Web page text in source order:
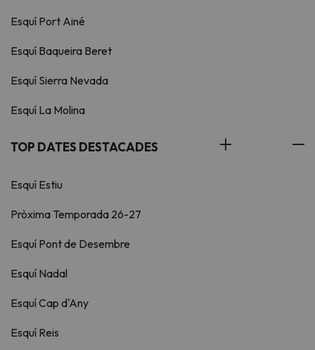
Esquí Port Ainé
Esquí Baqueira Beret
Esquí Sierra Nevada
Esquí La Molina
TOP DATES DESTACADES
Esquí Estiu
Pròxima Temporada 26-27
Esquí Pont de Desembre
Esquí Nadal
Esquí Cap d'Any
Esquí Reis